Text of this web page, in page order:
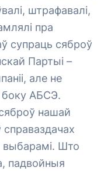
штрафавалі,
пра
супраць сяброў
Партыі –
але не
боку АБСЭ.
нашай
выбарамі. Што
падвойныя